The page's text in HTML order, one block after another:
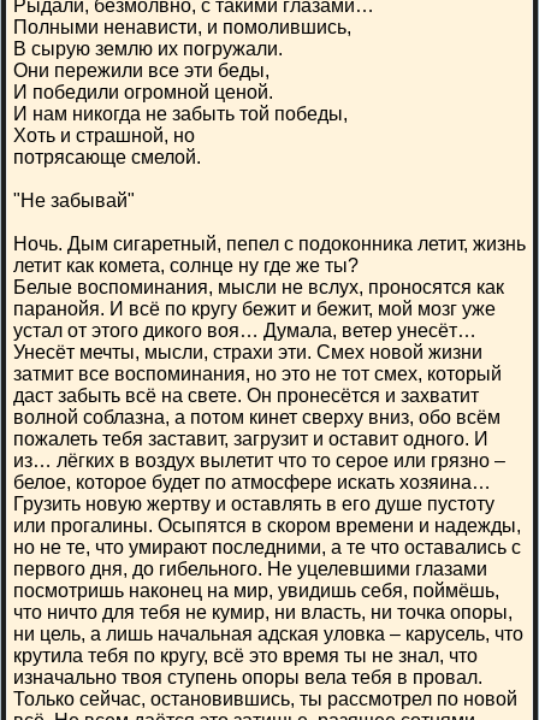
Рыдали, безмолвно, с такими глазами…
Полными ненависти, и помолившись,
В сырую землю их погружали.
Они пережили все эти беды,
И победили огромной ценой.
И нам никогда не забыть той победы,
Хоть и страшной, но
потрясающе смелой.
"Не забывай"
Ночь. Дым сигаретный, пепел с подоконника летит, жизнь
летит как комета, солнце ну где же ты?
Белые воспоминания, мысли не вслух, проносятся как
паранойя. И всё по кругу бежит и бежит, мой мозг уже
устал от этого дикого воя… Думала, ветер унесёт…
Унесёт мечты, мысли, страхи эти. Смех новой жизни
затмит все воспоминания, но это не тот смех, который
даст забыть всё на свете. Он пронесётся и захватит
волной соблазна, а потом кинет сверху вниз, обо всём
пожалеть тебя заставит, загрузит и оставит одного. И
из… лёгких в воздух вылетит что то серое или грязно –
белое, которое будет по атмосфере искать хозяина…
Грузить новую жертву и оставлять в его душе пустоту
или прогалины. Осыпятся в скором времени и надежды,
но не те, что умирают последними, а те что оставались с
первого дня, до гибельного. Не уцелевшими глазами
посмотришь наконец на мир, увидишь себя, поймёшь,
что ничто для тебя не кумир, ни власть, ни точка опоры,
ни цель, а лишь начальная адская уловка – карусель, что
крутила тебя по кругу, всё это время ты не знал, что
изначально твоя ступень опоры вела тебя в провал.
Только сейчас, остановившись, ты рассмотрел по новой